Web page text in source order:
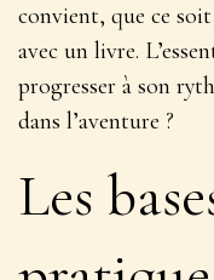
convient, que ce
avec un livre.
progresser à son
dans l’aventure ?
Les